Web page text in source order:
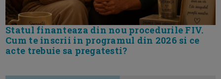
Statul finanteaza din nou procedurile FIV.
Cum te inscrii in programul din 2026 si ce
acte trebuie sa pregatesti?